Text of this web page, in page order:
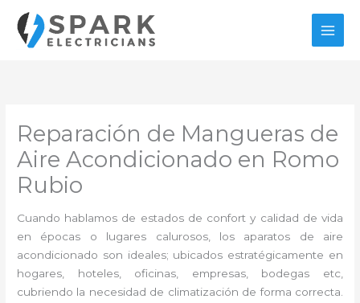
contenido
Reparación de Mangueras de
Aire Acondicionado en Romo
Rubio
Cuando hablamos de estados de confort y calidad de vida
en épocas o lugares calurosos, los aparatos de aire
acondicionado son ideales; ubicados estratégicamente en
hogares, hoteles, oficinas, empresas, bodegas etc,
cubriendo la necesidad de climatización de forma correcta.